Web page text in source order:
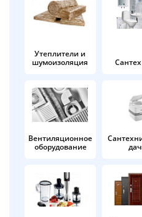
Утеплители и
шумоизоляция
Вентиляционное
оборудование
Получайте товар
выбранный
Оставшиеся
%
по25%каждые 2
Подробнее
об оплате Плайтом